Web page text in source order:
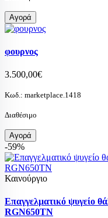
Αγορά
φουρνος
3.500,00€
Κωδ.: marketplace.1418
Διαθέσιμο
Αγορά
-59%
Καινούργιο
Επαγγελματικό ψυγείο
RGN650TN